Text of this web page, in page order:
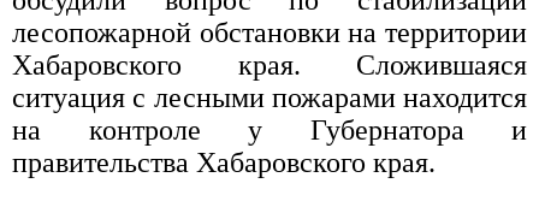
лесопожарной обстановки на территории
Хабаровского края. Сложившаяся
ситуация с лесными пожарами находится
на контроле у Губернатора и
правительства Хабаровского края.